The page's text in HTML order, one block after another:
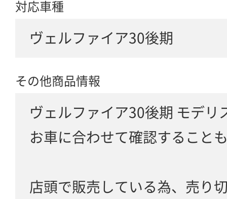
対応車種
ヴェルファイア30後期
その他商品情報
ヴェルファイア30後期 モデリ
お車に合わせて確認すること
店頭で販売している為、売り